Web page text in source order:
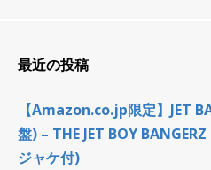
最近の投稿
【Amazon.co.jp限定】JET
盤) – THE JET BOY
ジャケ付)